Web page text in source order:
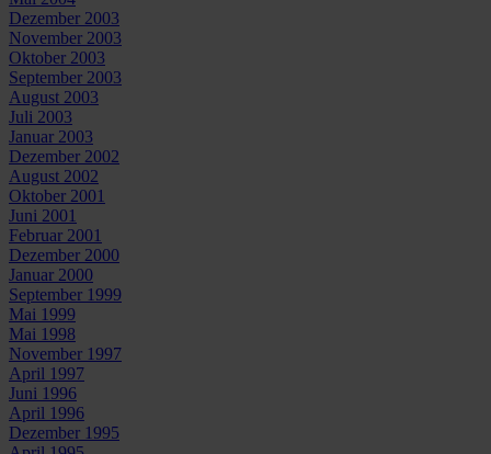
Dezember 2003
November 2003
Oktober 2003
September 2003
August 2003
Juli 2003
Januar 2003
Dezember 2002
August 2002
Oktober 2001
Juni 2001
Februar 2001
Dezember 2000
Januar 2000
September 1999
Mai 1999
Mai 1998
November 1997
April 1997
Juni 1996
April 1996
Dezember 1995